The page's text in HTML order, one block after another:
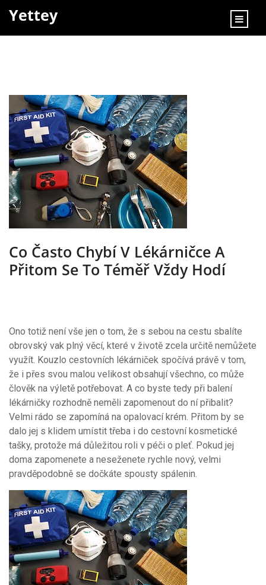
Yettey
Co Často Chybí V Lékárničce A
Přitom Se To Téměř Vždy Hodí
Ono totiž není vše jen o tom, že s sebou na cestu sbalíte
obrovský vak plný věcí, které v životě zcela určitě nemůžete
využít. Kouzlo cestovních lékárniček spočívá právě v tom,
že i přes svou malou velikost obsahují všechno, co může
člověk na výletě potřebovat. A co byste tedy při balení
lékárničky rozhodně neměli zapomenout do ní přibalit?
Velmi rádo se zapomíná na opalovací krém. Přitom by se
dalo jej s klidem umístit třeba i do cestovní kosmetické
tašky, protože má důležitou roli v péči o pleť. Pokud jej
doma zapomenete a neseženete rychle nový, velmi
pravděpodobně se dočkáte spousty spálenin.